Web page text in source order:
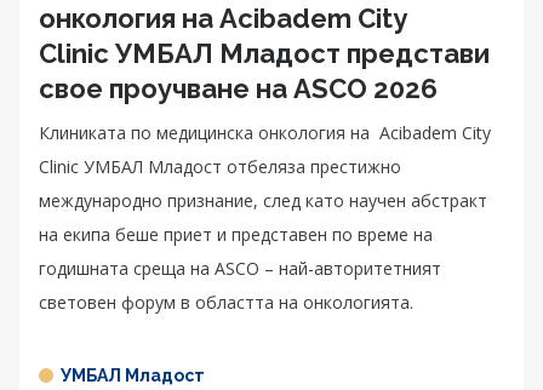
онкология на Acibadem City
Clinic УМБАЛ Младост представи
свое проучване на ASCO 2026
Клиниката по медицинска онкология на Acibadem City
Clinic УМБАЛ Младост отбеляза престижно
международно признание, след като научен абстракт
на екипа беше приет и представен по време на
годишната среща на ASCO – най-авторитетният
световен форум в областта на онкологията.
УМБАЛ Младост